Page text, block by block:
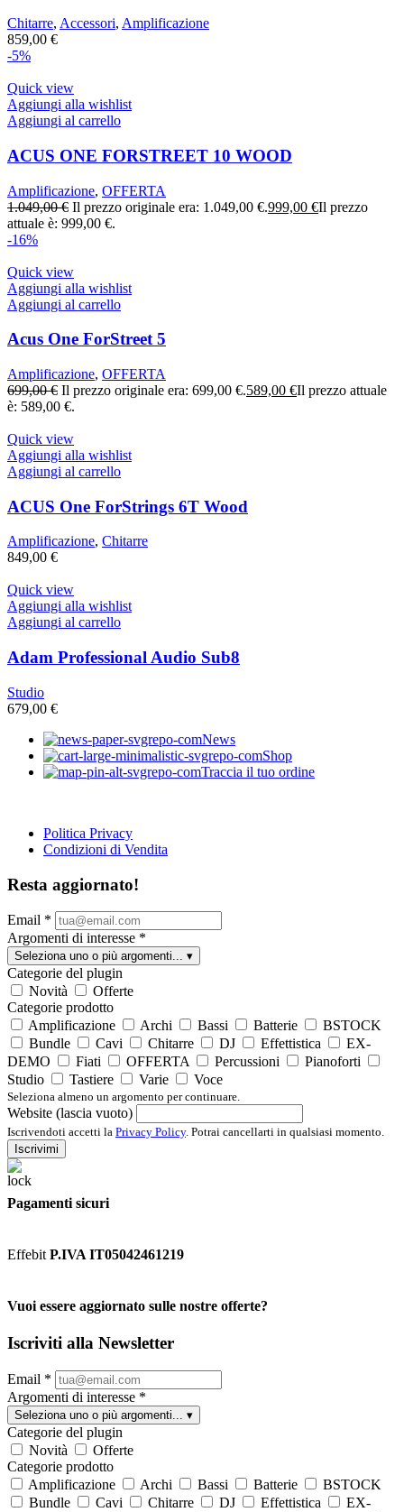
Chitarre, Accessori, Amplificazione
859,00 €
-5%
Quick view
Aggiungi alla wishlist
Aggiungi al carrello
ACUS ONE FORSTREET 10 WOOD
Amplificazione, OFFERTA
1.049,00€ Il prezzo originale era: 1.049,00 €.999,00 €Il prezzo
attuale è: 999,00 €.
-16%
Quick view
Aggiungi alla wishlist
Aggiungi al carrello
Acus One ForStreet 5
Amplificazione, OFFERTA
699,00€ Il prezzo originale era: 699,00 €.589,00 €Il prezzo attuale
è: 589,00 €.
Quick view
Aggiungi alla wishlist
Aggiungi al carrello
ACUS One ForStrings 6T Wood
Amplificazione, Chitarre
849,00 €
Quick view
Aggiungi alla wishlist
Aggiungi al carrello
Adam Professional Audio Sub8
Studio
679,00 €
News
Shop
Traccia il tuo ordine
Politica Privacy
Condizioni di Vendita
Resta aggiornato!
Email *
Argomenti di interesse *
Seleziona uno o più argomenti... ▾
Categorie del plugin
Novità
Offerte
Categorie prodotto
Amplificazione
Archi Bassi Batterie
BSTOCK
Bundle
Cavi Chitarre DJ Effettistica
EX-
DEMO
Fiati OFFERTA Percussioni
Pianoforti
Studio
Tastiere Varie Voce
Seleziona almeno un argomento per continuare.
Website (lascia vuoto)
Iscrivendoti accetti la Privacy Policy. Potrai cancellarti in qualsiasi momento.
Iscrivimi
Pagamenti sicuri
Effebit P.IVA IT05042461219
Vuoi essere aggiornato sulle nostre offerte?
Iscriviti alla Newsletter
Email *
Argomenti di interesse *
Seleziona uno o più argomenti... ▾
Categorie del plugin
Novità
Offerte
Categorie prodotto
Amplificazione
Archi Bassi Batterie
BSTOCK
Bundle
Cavi Chitarre DJ Effettistica
EX-